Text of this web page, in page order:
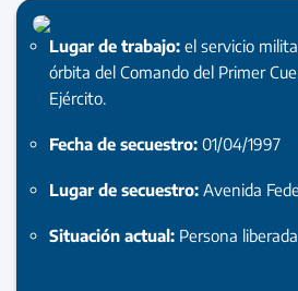
Lugar de trabajo: el servicio
órbita del Comando del Primer
Ejército.
Fecha de secuestro: 01/04/1997
Lugar de secuestro: Avenida
Situación actual: Persona liberada